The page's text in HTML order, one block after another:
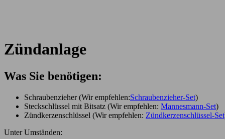
Zündanlage
Was Sie benötigen:
Schraubenzieher (Wir empfehlen:Schraubenzieher-Set)
Steckschlüssel mit Bitsatz (Wir empfehlen: Mannesmann-Set)
Zündkerzenschlüssel (Wir empfehlen: Zündkerzenschlüssel-Set
Unter Umständen: